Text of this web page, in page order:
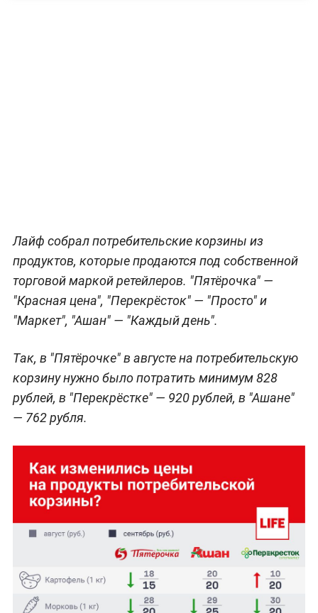
Лайф собрал потребительские корзины из
продуктов, которые продаются под собственной
торговой маркой ретейлеров. "Пятёрочка" —
"Красная цена", "Перекрёсток" — "Просто" и
"Маркет", "Ашан" — "Каждый день".
Так, в "Пятёрочке" в августе на потребительскую
корзину нужно было потратить минимум 828
рублей, в "Перекрёстке" — 920 рублей, в "Ашане"
— 762 рубля.